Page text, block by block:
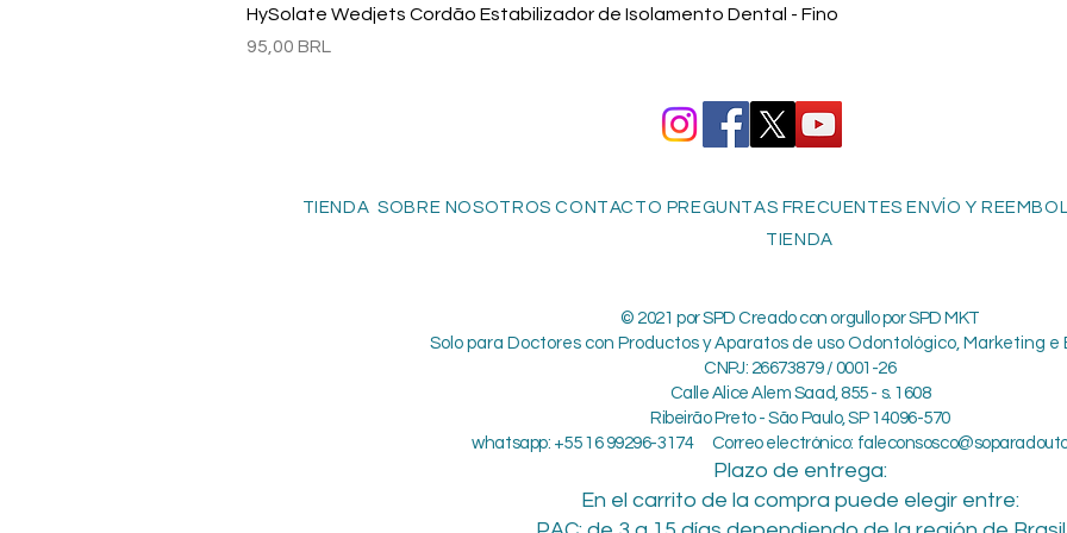
Vista rápida
HySolate Wedjets Cordão Estabilizador de Isolamento Dental - Fino
Precio
95,00 BRL
TIENDA SOBRE NOSOTROS CONTACTO PREGUNTAS FRECUENTES ENVÍO Y
TIENDA
© 2021 por SPD Creado con orgullo por SPD MKT
Solo para Doctores con Productos y Aparatos de uso Odontológico, Marketing e
CNPJ: 26673879 / 0001-26
Calle Alice Alem Saad, 855 - s. 1608
Ribeirão Preto - São Paulo, SP 14096-570
whatsapp: +55 16 99296-3174 Correo electrónico:
Plazo de entrega:
En el carrito de la compra puede elegir entre: